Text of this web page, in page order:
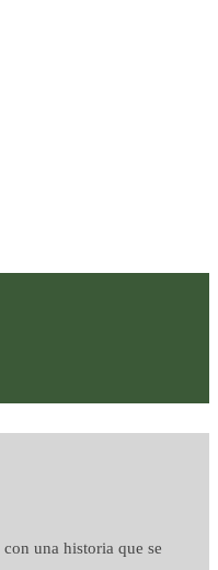
con una historia que se